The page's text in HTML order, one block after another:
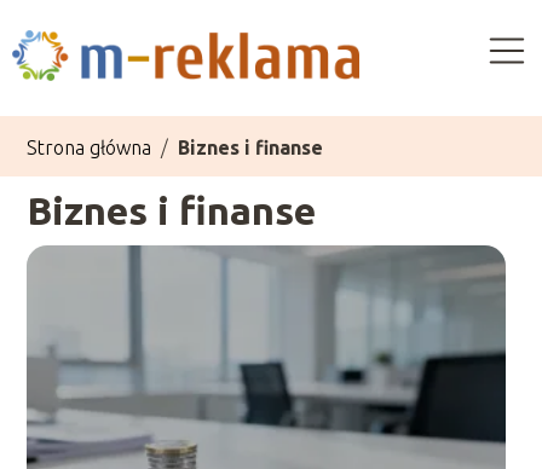
Strona główna / Biznes i finanse
Biznes i finanse